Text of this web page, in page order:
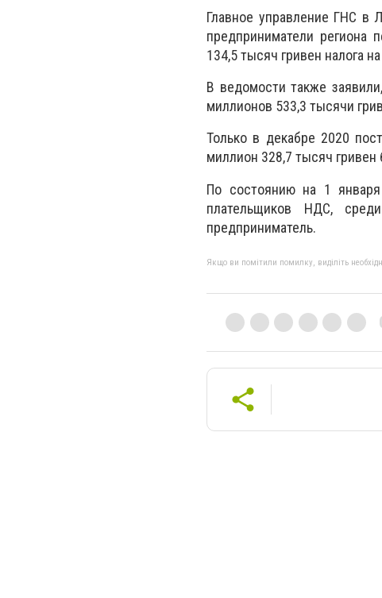
Главное управление ГНС в
предприниматели региона
134,5 тысяч гривен налога
В ведомости также
миллионов 533,3 тысячи
Только в декабре 2020
миллион 328,7 тысяч
По состоянию на 1
плательщиков НДС,
предприниматель.
Якщо ви помітили помилку, виділіть